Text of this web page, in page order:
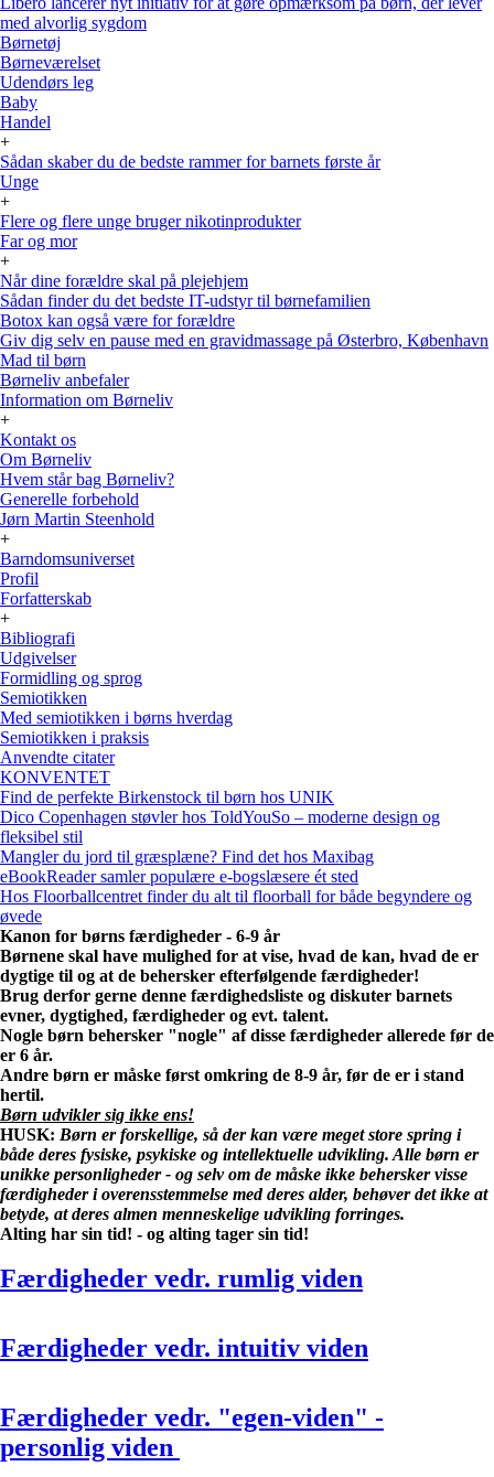
med alvorlig sygdom
Børnetøj
Børneværelset
Udendørs leg
Baby
Handel
+
Sådan skaber du de bedste rammer for barnets første år
Unge
+
Flere og flere unge bruger nikotinprodukter
Far og mor
+
Når dine forældre skal på plejehjem
Sådan finder du det bedste IT-udstyr til børnefamilien
Botox kan også være for forældre
Giv dig selv en pause med en gravidmassage på Østerbro, København
Mad til børn
Børneliv anbefaler
Information om Børneliv
+
Kontakt os
Om Børneliv
Hvem står bag Børneliv?
Generelle forbehold
Jørn Martin Steenhold
+
Barndomsuniverset
Profil
Forfatterskab
+
Bibliografi
Udgivelser
Formidling og sprog
Semiotikken
Med semiotikken i børns hverdag
Semiotikken i praksis
Anvendte citater
KONVENTET
Find de perfekte Birkenstock til børn hos UNIK
Dico Copenhagen støvler hos ToldYouSo – moderne design og
fleksibel stil
Mangler du jord til græsplæne? Find det hos Maxibag
eBookReader samler populære e-bogslæsere ét sted
Hos Floorballcentret finder du alt til floorball for både begyndere og
øvede
Kanon for børns færdigheder - 6-9 år
Børnene skal have mulighed for at vise, hvad de kan, hvad de er
dygtige til og at de behersker efterfølgende færdigheder!
Brug derfor gerne denne færdighedsliste og diskuter barnets
evner, dygtighed, færdigheder og evt. talent.
Nogle børn behersker "nogle" af disse færdigheder allerede før de
er 6 år.
Andre børn er måske først omkring de 8-9 år, før de er i stand
hertil.
Børn udvikler sig ikke ens!
HUSK: Børn er forskellige, så der kan være meget store spring i
både deres fysiske, psykiske og intellektuelle udvikling. Alle børn er
unikke personligheder - og selv om de måske ikke behersker visse
færdigheder i overensstemmelse med deres alder, behøver det ikke at
betyde, at deres almen menneskelige udvikling forringes.
Alting har sin tid! - og alting tager sin tid!
Færdigheder vedr. rumlig viden
Færdigheder vedr. intuitiv viden
Færdigheder vedr. "egen-viden" -
personlig viden